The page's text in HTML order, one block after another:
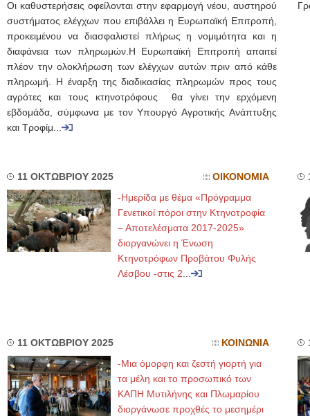
Οι καθυστερήσεις οφείλονται στην εφαρμογή νέου, αυστηρού
συστήματος ελέγχων που επιβάλλει η Ευρωπαϊκή Επιτροπή,
προκειμένου να διασφαλιστεί πλήρως η νομιμότητα και η
διαφάνεια των πληρωμών.Η Ευρωπαϊκή Επιτροπή απαιτεί
πλέον την ολοκλήρωση των ελέγχων αυτών πριν από κάθε
πληρωμή. Η έναρξη της διαδικασίας πληρωμών προς τους
αγρότες και τους κτηνοτρόφους θα γίνει την ερχόμενη
εβδομάδα, σύμφωνα με τον Υπουργό Αγροτικής Ανάπτυξης
και Τροφίμ...
11 ΟΚΤΩΒΡΙΟΥ 2025 ΟΙΚΟΝΟΜΙΑ
-Ημερίδα με θέμα «Πρόγραμμα
Γενετικοί πόροι στην Κτηνοτροφία
– Αποτελέσματα 2017-2025»
διοργανώνει η Ένωση
Κτηνοτρόφων Προβάτου Φυλής
Λέσβου -στις 2
11 ΟΚΤΩΒΡΙΟΥ 2025 ΚΟΙΝΩΝΙΑ
-Μια όμορφη και ζεστή γιορτή για
τα μέλη και το προσωπικό των
ΚΑΠΗ Μυτιλήνης και Πλωμαρίου
διοργάνωσε προχθές το μεσημέρι